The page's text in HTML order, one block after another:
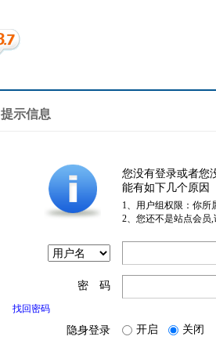
提示信息
您没有登录或者您
能有如下几个原因
1、用户组权限：你所
2、您还不是站点会员
密 码
找回密码
隐身登录 开启 关闭